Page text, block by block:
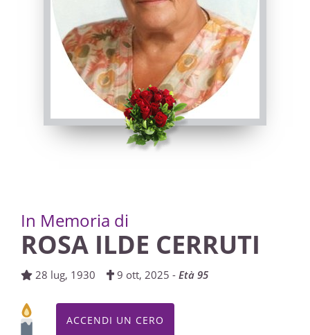
In Memoria di
ROSA ILDE CERRUTI
28 lug, 1930 9 ott, 2025 -Età 95
ACCENDI UN CERO